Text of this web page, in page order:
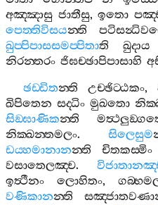
අඤ‍්ඤාසු ජාතීසු,ඉතො
පෙත‍්තිවිසයන‍්ති
ඛුප‍්පිපාසසමප‍්පිතාති ඛුදාය
නිරන‍්තරං ජිඝච‍්ඡාපිපාසාහි
ඡඩ‍්ඩිතන‍්ති උච‍්ඡිට‍්ඨකං,
ඛිපිතෙන සද‍්ධිං මුඛතො
සිඞ‍්ඝාණිකන‍්ති
නික‍්ඛන‍්තමලං. සිලෙසුම
ඩය‍්හමානානන‍්ති චිතකස‍්මිං
වසාතෙලඤ‍්ච.
ඉත්‍ථීනං
ලොහිතං,
වණිකානන‍්ති